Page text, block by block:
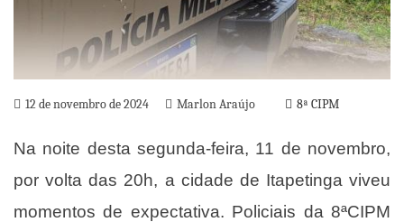
12 de novembro de 2024 Marlon Araújo 8ª CIPM
Na noite desta segunda-feira, 11 de novembro,
por volta das 20h, a cidade de Itapetinga viveu
momentos de expectativa. Policiais da 8ªCIPM